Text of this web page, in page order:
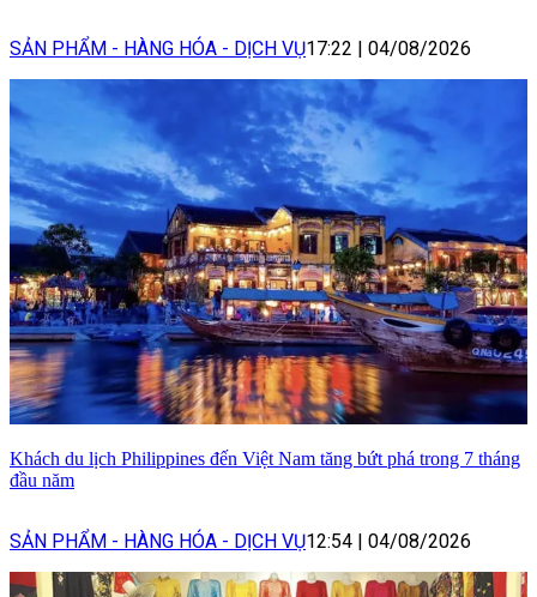
SẢN PHẨM - HÀNG HÓA - DỊCH VỤ17:22 04/08/2026
Khách du lịch Philippines đến Việt Nam tăng bứt phá trong 7 tháng
đầu năm
SẢN PHẨM - HÀNG HÓA - DỊCH VỤ12:54 04/08/2026